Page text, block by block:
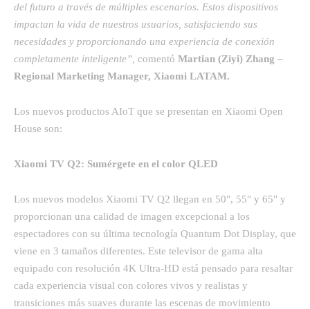
del futuro a través de múltiples escenarios. Estos dispositivos
impactan la vida de nuestros usuarios, satisfaciendo sus
necesidades y proporcionando una experiencia de conexión
completamente inteligente”, comentó Martian (Ziyi) Zhang –
Regional Marketing Manager, Xiaomi LATAM.
Los nuevos productos AIoT que se presentan en Xiaomi Open
House son:
Xiaomi TV Q2: Sumérgete en el color QLED
Los nuevos modelos Xiaomi TV Q2 llegan en 50″, 55″ y 65″ y
proporcionan una calidad de imagen excepcional a los
espectadores con su última tecnología Quantum Dot Display, que
viene en 3 tamaños diferentes. Este televisor de gama alta
equipado con resolución 4K Ultra-HD está pensado para resaltar
cada experiencia visual con colores vivos y realistas y
transiciones más suaves durante las escenas de movimiento